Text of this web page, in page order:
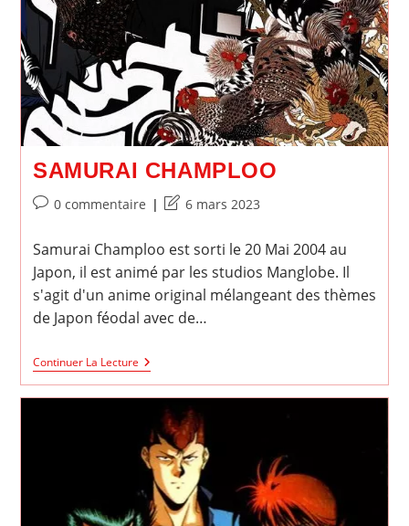
SAMURAI CHAMPLOO
Commentaires
la
publication :
0 commentaire
Dernière
la
publication :
6 mars 2023
Samurai Champloo est sorti le 20 Mai 2004 au
Japon, il est animé par les studios Manglobe. Il
s'agit d'un anime original mélangeant des thèmes
de Japon féodal avec de…
Continuer La LectureSamurai
Champloo